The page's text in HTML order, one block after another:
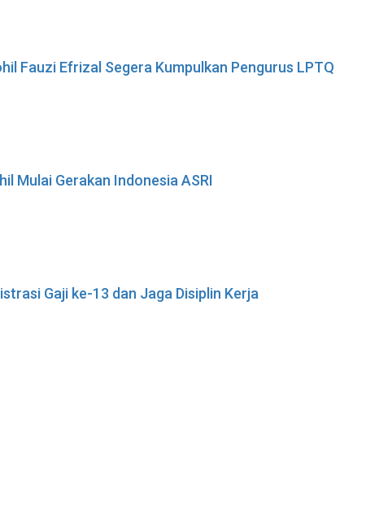
Fauzi Efrizal Segera Kumpulkan Pengurus LPTQ
Mulai Gerakan Indonesia ASRI
Gaji ke-13 dan Jaga Disiplin Kerja